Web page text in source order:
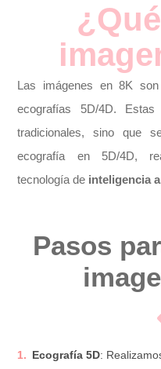
Las imágenes en 8K
ecografías 5D/4D.
tradicionales, sino que
ecografía en 5D/4D,
tecnología de inteligencia
Pasos
Ecografía 5D: